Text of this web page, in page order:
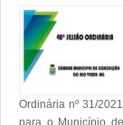
Ordinária nº 31/
para o Município